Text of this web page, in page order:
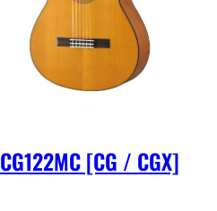
CG122MC [CG / CGX]